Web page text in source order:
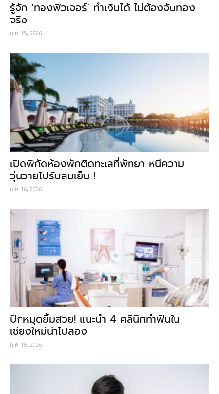
รู้จัก ‘ทองฟิวเจอร์’ ทำเงินได้ ไม่ต้องจับทอง
จริง
ก.ค. 15, 2026
เปิดพิกัดห้องพักติดทะเลที่พัทยา หนีความ
วุ่นวายไปรับลมเย็น !
ก.ค. 16, 2026
ปักหมุดยิ้มสวย! แนะนำ 4 คลินิกทำฟันใน
เชียงใหม่น่าไปลอง
ก.ค. 15, 2026